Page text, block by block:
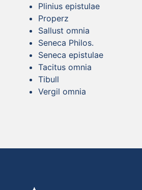
Plinius epistulae
Properz
Sallust omnia
Seneca Philos.
Seneca epistulae
Tacitus omnia
Tibull
Vergil omnia